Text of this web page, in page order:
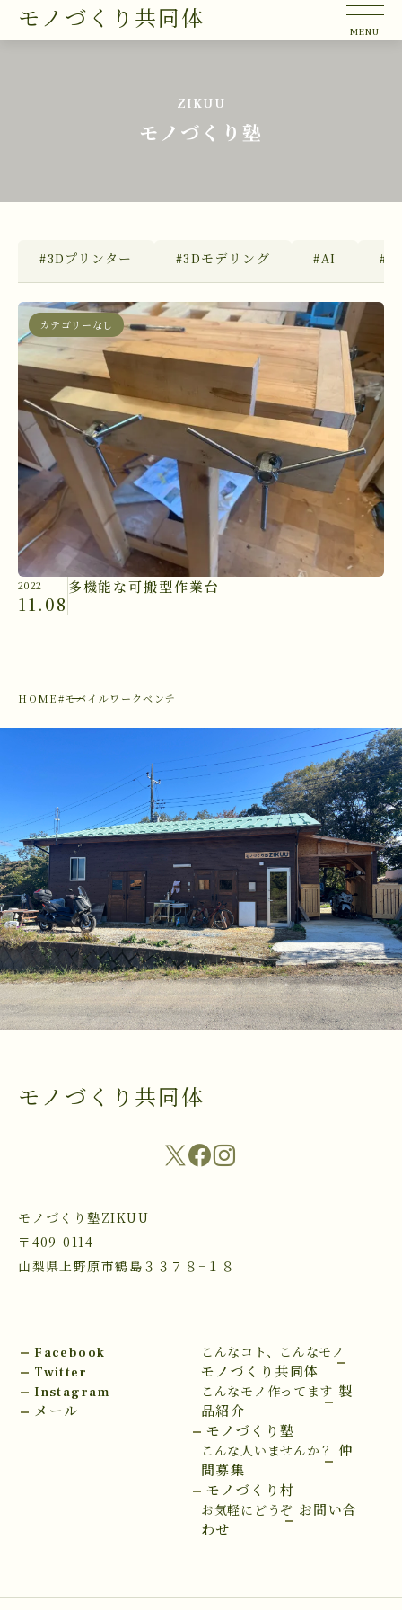
モノづくり共同体
ZIKUU
モノづくり塾
#3Dプリンター #3Dモデリング #AI
カテゴリーなし
2022
11.08
多機能な可搬型作業台
HOME#モバイルワークベンチ
モノづくり共同体
モノづくり塾ZIKUU
〒409-0114
山梨県上野原市鶴島３３７８−１８
Facebook
Twitter
Instagram
メール
こんなコト、こんなモノ
モノづくり共同体
こんなモノ作ってます 製
品紹介
モノづくり塾
こんな人いませんか？
仲
間募集
モノづくり村
お気軽にどうぞ お問い合
わせ